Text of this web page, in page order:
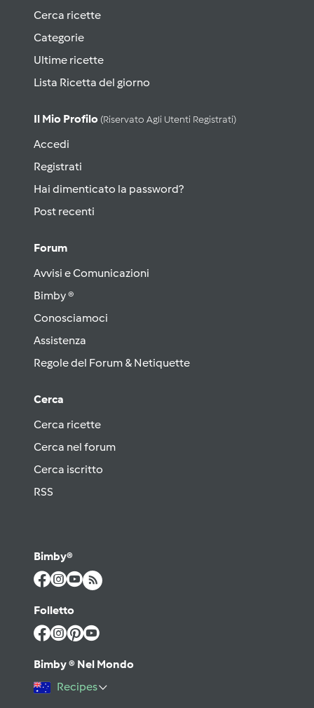
Cerca ricette
Categorie
Ultime ricette
Lista Ricetta del giorno
Il Mio Profilo (riservato Agli Utenti Registrati)
Accedi
Registrati
Hai dimenticato la password?
Post recenti
Forum
Avvisi e Comunicazioni
Bimby ®
Conosciamoci
Assistenza
Regole del Forum & Netiquette
Cerca
Cerca ricette
Cerca nel forum
Cerca iscritto
RSS
Bimby®
Folletto
Bimby ® Nel Mondo
Recipes